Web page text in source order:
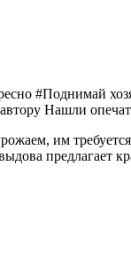
#Поднимай
Нашли
им
предлагает